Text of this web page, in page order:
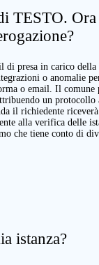
Ora
di presa in carico
o anomalie
o email. Il
un protocollo
il richiedente
alla verifica delle
che tiene conto di
istanza?